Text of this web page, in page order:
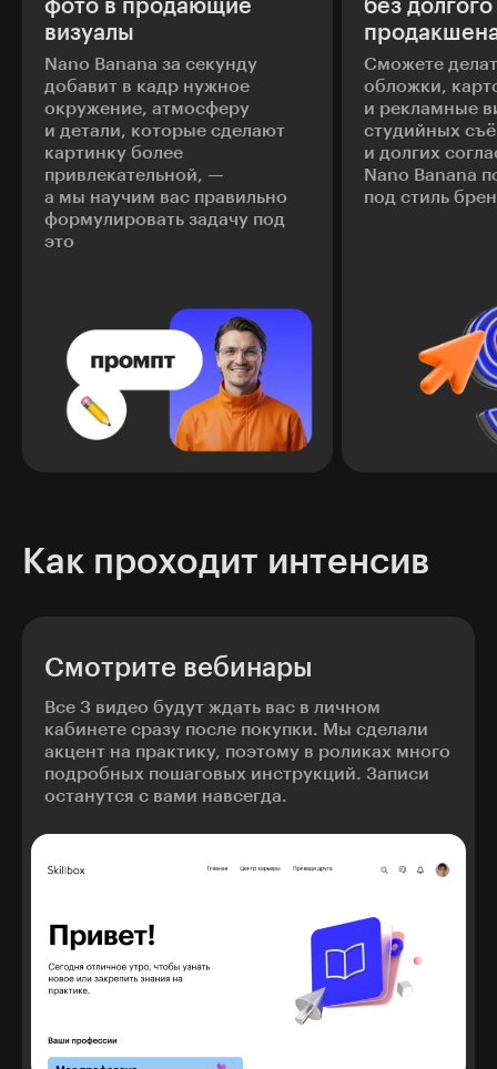
фото в продающие
визуалы
Nano Banana за секунду
добавит в кадр нужное
окружение, атмосферу
и детали, которые сделают
картинку более
привлекательной, —
а мы научим вас правильно
формулировать задачу под
это
без
Сможете
обложки,
и рекламные
студийных
и долгих
Nano Banana
под стиль
Как проходит интенсив
Смотрите вебинары
Все 3 видео будут ждать вас в личном
кабинете сразу после покупки. Мы сделали
акцент на практику, поэтому в роликах много
подробных пошаговых инструкций. Записи
останутся с вами навсегда.